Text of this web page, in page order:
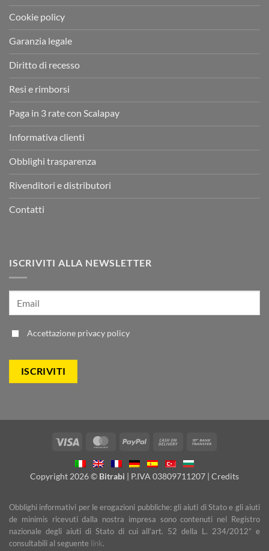
Cookie policy
Garanzia legale
Diritto di recesso
Resi e rimborsi
Paga in 3 rate con Scalapay
Informativa clienti
Obblighi trasparenza
Rivenditori e distributori
Contatti
ISCRIVITI ALLA NEWSLETTER
Accettazione privacy policy
Visa MasterCardPayPal
Cash
Delivery
Copyright 2026 © Bitrabi | P.IVA 03809711207 | Credits
Obblighi informativi per le erogazioni pubbliche: gli aiuti di Stato e gli aiuti
de minimis ricevuti dalla nostra impresa sono contenuti nel Registro
nazionale degli aiuti di Stato di cui all’art. 52 della L. 234/2012” e
consultabili al seguente link.